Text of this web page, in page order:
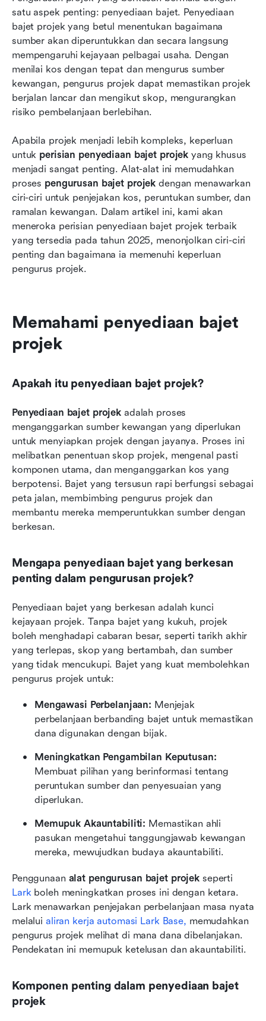
satu aspek penting: penyediaan bajet. Penyediaan
bajet projek yang betul menentukan bagaimana
sumber akan diperuntukkan dan secara langsung
mempengaruhi kejayaan pelbagai usaha. Dengan
menilai kos dengan tepat dan mengurus sumber
kewangan, pengurus projek dapat memastikan projek
berjalan lancar dan mengikut skop, mengurangkan
risiko pembelanjaan berlebihan.
Apabila projek menjadi lebih kompleks, keperluan
untuk perisian penyediaan bajet projek yang khusus
menjadi sangat penting. Alat-alat ini memudahkan
proses pengurusan bajet projek dengan menawarkan
ciri-ciri untuk penjejakan kos, peruntukan sumber, dan
ramalan kewangan. Dalam artikel ini, kami akan
meneroka perisian penyediaan bajet projek terbaik
yang tersedia pada tahun 2025, menonjolkan ciri-ciri
penting dan bagaimana ia memenuhi keperluan
pengurus projek.
Memahami penyediaan bajet
projek
Apakah itu penyediaan bajet projek?
Penyediaan bajet projek adalah proses
menganggarkan sumber kewangan yang diperlukan
untuk menyiapkan projek dengan jayanya. Proses ini
melibatkan penentuan skop projek, mengenal pasti
komponen utama, dan menganggarkan kos yang
berpotensi. Bajet yang tersusun rapi berfungsi sebagai
peta jalan, membimbing pengurus projek dan
membantu mereka memperuntukkan sumber dengan
berkesan.
Mengapa penyediaan bajet yang berkesan
penting dalam pengurusan projek?
Penyediaan bajet yang berkesan adalah kunci
kejayaan projek. Tanpa bajet yang kukuh, projek
boleh menghadapi cabaran besar, seperti tarikh akhir
yang terlepas, skop yang bertambah, dan sumber
yang tidak mencukupi. Bajet yang kuat membolehkan
pengurus projek untuk:
Mengawasi Perbelanjaan: Menjejak
perbelanjaan berbanding bajet untuk memastikan
dana digunakan dengan bijak.
Meningkatkan Pengambilan Keputusan:
Membuat pilihan yang berinformasi tentang
peruntukan sumber dan penyesuaian yang
diperlukan.
Memupuk Akauntabiliti: Memastikan ahli
pasukan mengetahui tanggungjawab kewangan
mereka, mewujudkan budaya akauntabiliti.
Penggunaan alat pengurusan bajet projek
Lark boleh meningkatkan proses ini dengan ketara.
Lark menawarkan penjejakan perbelanjaan masa nyata
melalui aliran kerja automasi Lark Base, memudahkan
pengurus projek melihat di mana dana dibelanjakan.
Pendekatan ini memupuk ketelusan dan akauntabiliti.
Komponen penting dalam penyediaan bajet
projek
Memperkenalkan perisian penganggaran projek
teratas pada tahun 2026
Menjelaskan ciri-ciri unik Lark
Kesimpulan
Soalan Lazim